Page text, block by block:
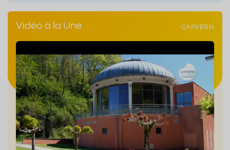
Vidéo à la Une CAPVERN